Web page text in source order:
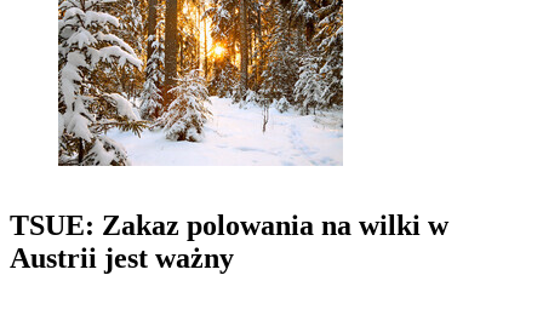
TSUE: Zakaz polowania na wilki w
Austrii jest ważny